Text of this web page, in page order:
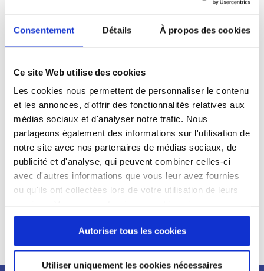
Consentement Détails À propos des cookies
Ce site Web utilise des cookies
Les cookies nous permettent de personnaliser le contenu
et les annonces, d'offrir des fonctionnalités relatives aux
médias sociaux et d'analyser notre trafic. Nous
partageons également des informations sur l'utilisation de
notre site avec nos partenaires de médias sociaux, de
publicité et d'analyse, qui peuvent combiner celles-ci
avec d'autres informations que vous leur avez fournies
ou qu'ils ont collectées lors de votre utilisation de leurs
continuez à utiliser notre site Web.
Autoriser tous les cookies
Utiliser uniquement les cookies nécessaires
candidat
Qualifications et diplômes :
Profil recherché :
Expérience :
Processus
de
recrutement